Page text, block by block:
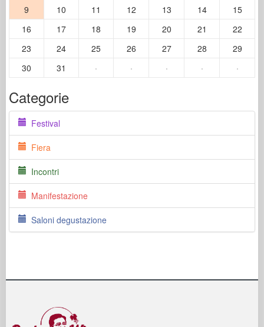
9 10 11 12 13 14
15
16
17 18 19 20 21
22
23
24 25 26 27 28
29
30
31 · · · · ·
Categorie
Festival
Fiera
Incontri
Manifestazione
Saloni degustazione